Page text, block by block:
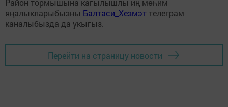
Район тормышына кагылышлы иң мөһим
яңалыкларыбызны Балтаси_Хезмэт телеграм
каналыбызда да укыгыз.
Перейти на страницу новости